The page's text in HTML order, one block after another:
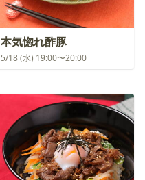
本気惚れ酢豚
5/18 (水) 19:00〜20:00